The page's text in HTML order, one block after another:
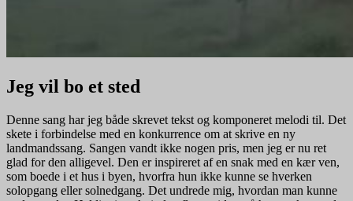
Jeg vil bo et sted
Denne sang har jeg både skrevet tekst og komponeret melodi til. Det
skete i forbindelse med en konkurrence om at skrive en ny
landmandssang. Sangen vandt ikke nogen pris, men jeg er nu ret
glad for den alligevel. Den er inspireret af en snak med en kær ven,
som boede i et hus i byen, hvorfra hun ikke kunne se hverken
solopgang eller solnedgang. Det undrede mig, hvordan man kunne